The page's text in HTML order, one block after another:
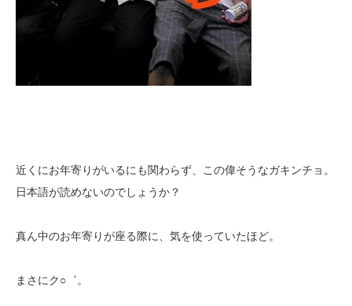
近くにお年寄りがいるにも関わらず、この偉そうなガキンチョ。
日本語が読めないのでしょうか？
真ん中のお年寄りが座る際に、気を使っていたほど。
まさにク○゛。